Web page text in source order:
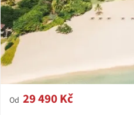
Od 29 490 Kč